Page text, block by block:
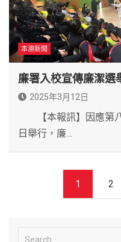
本澳新聞
廉署入校宣傳廉潔選
2025年3月12日
【本報訊】因應第八
日舉行，廉…
1 2